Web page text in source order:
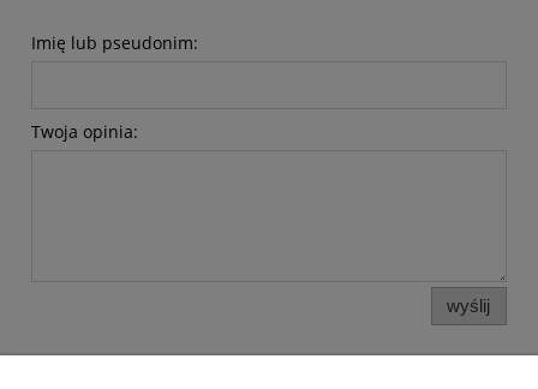
Imię lub pseudonim:
Twoja opinia:
wyślij